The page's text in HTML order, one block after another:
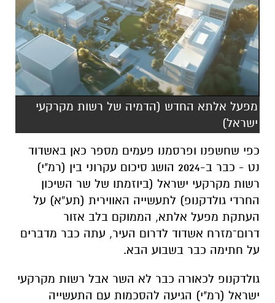
מפעל אלתא החדש (הדמיה של רשות מקרקעי
ישראל)
כפי שחשפנו ופרסמנו פעמים מספר כאן באשדוד
נט - כבר ב-2024 הושג סיכום עקרוני בין (רמ"י)
רשות מקרקעי ישראל (ביוזמתו של שר השיכון
החרדי גולדקנופ) לתעשייה האווירית (תע”א) על
העתקת מפעל אלתא, הממוקם בלב אזור
דרום־מזרח אשדוד לדרום העיר, עתה כבר מדברים
על חתימה כבר בשבוע הבא.
גולדקנופ לכאורה כבר לא השר אבל רשות מקרקעי
ישראל (רמ"י) הגיעה להסכמות עם התעשייה